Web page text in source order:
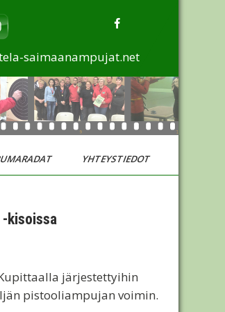
saimaanampujat.net
YHTEYSTIEDOT
kisoissa
järjestettyihin
pistooliampujan voimin.